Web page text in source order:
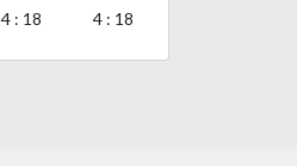
4 : 18 4 : 18